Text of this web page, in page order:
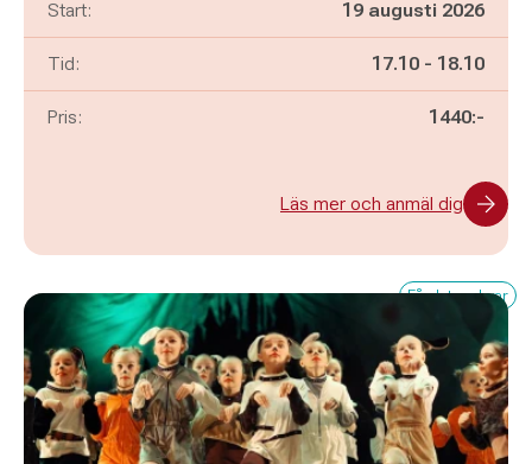
Start: 19 augusti 2026
Tid: Pågår mellan
17.10 - och
18.10
Pris: 1440:-
Läs mer och anmäl dig
Få platser kvar